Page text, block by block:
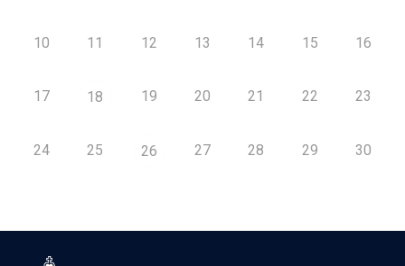
10 11 12 13 14 15 16
17 18 19 20 21 22 23
24 25 26 27 28 29 30